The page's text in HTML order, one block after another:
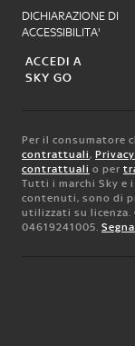
DICHIARAZIONE DI
ACCESSIBILITA'
ACCEDI A
SKY GO
Per il consumatore
contrattuali,
contrattuali o per
Tutti i marchi Sky
contenuti, sono di
utilizzati su licenza.
04619241005.